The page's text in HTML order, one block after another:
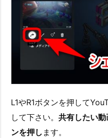
L1やR1ボタンを押して
して下さい。 共有したい
ンを押し ます。